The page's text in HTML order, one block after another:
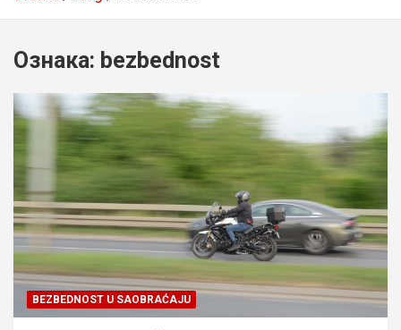
Ознака: bezbednost
BEZBEDNOST U SAOBRAĆAJU